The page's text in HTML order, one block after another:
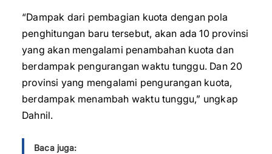
“Dampak dari pembagian kuota dengan pola
penghitungan baru tersebut, akan ada 10 provinsi
yang akan mengalami penambahan kuota dan
berdampak pengurangan waktu tunggu. Dan 20
provinsi yang mengalami pengurangan kuota,
berdampak menambah waktu tunggu,” ungkap
Dahnil.
Baca juga: